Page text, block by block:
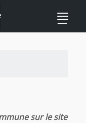
—
sur le site